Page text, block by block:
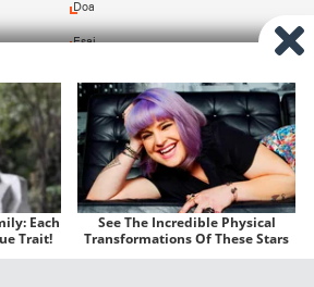
Doa
Esai
Opini
Resensi
Tafsir
Pasang Iklan